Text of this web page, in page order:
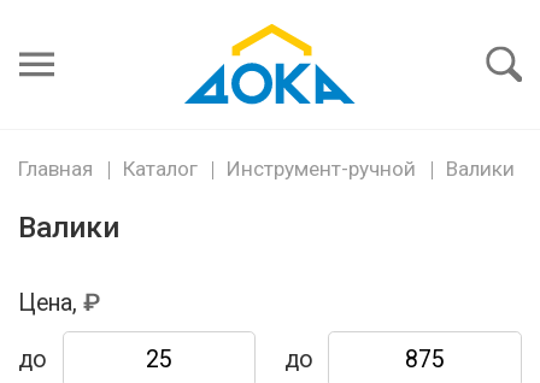
пароль
Главная Каталог Инструмент-ручной Валики
Валики
Цена,
до до